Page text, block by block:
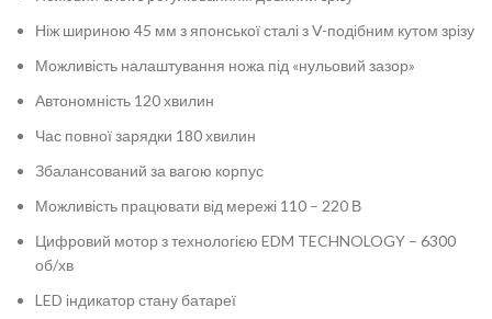
Ніж шириною 45 мм з японської сталі з V-подібним кутом зрізу
Можливість налаштування ножа під «нульовий зазор»
Автономність 120 хвилин
Час повної зарядки 180 хвилин
Збалансований за вагою корпус
Можливість працювати від мережі 110 – 220 В
Цифровий мотор з технологією EDM TECHNOLOGY – 6300
об/хв
LED індикатор стану батареї